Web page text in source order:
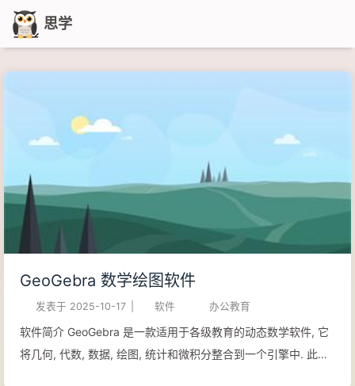
思学
GeoGebra 数学绘图软件
发表于 2025-10-17 软件 办公教育
软件简介 GeoGebra 是一款适用于各级教育的动态数学软件, 它
将几何, 代数, 数据, 绘图, 统计和微积分整合到一个引擎中. 此外,